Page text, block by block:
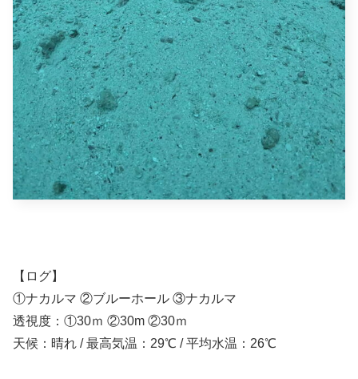
【ログ】
①ナカルマ ②ブルーホール ③ナカルマ
透視度：①30ｍ ②30m ②30ｍ
天候：晴れ / 最高気温：29℃ / 平均水温：26℃